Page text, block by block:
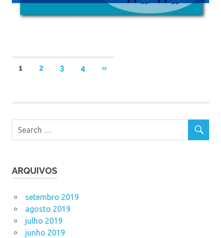
Navegação
1 2 3 4
NEXT
»
ARQUIVOS
setembro 2019
agosto 2019
julho 2019
junho 2019